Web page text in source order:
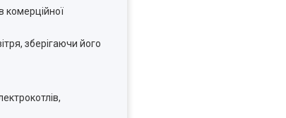
комерційної
зберігаючи його